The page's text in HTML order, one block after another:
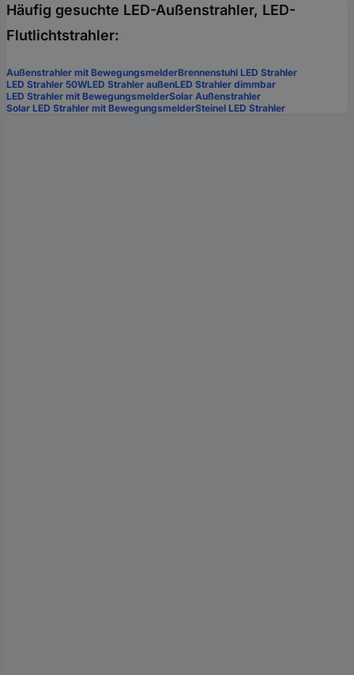
Häufig gesuchte LED-Außenstrahler, LED-
Flutlichtstrahler:
Außenstrahler mit BewegungsmelderBrennenstuhl LED Strahler
LED Strahler 50WLED Strahler außenLED Strahler dimmbar
LED Strahler mit BewegungsmelderSolar Außenstrahler
Solar LED Strahler mit BewegungsmelderSteinel LED Strahler